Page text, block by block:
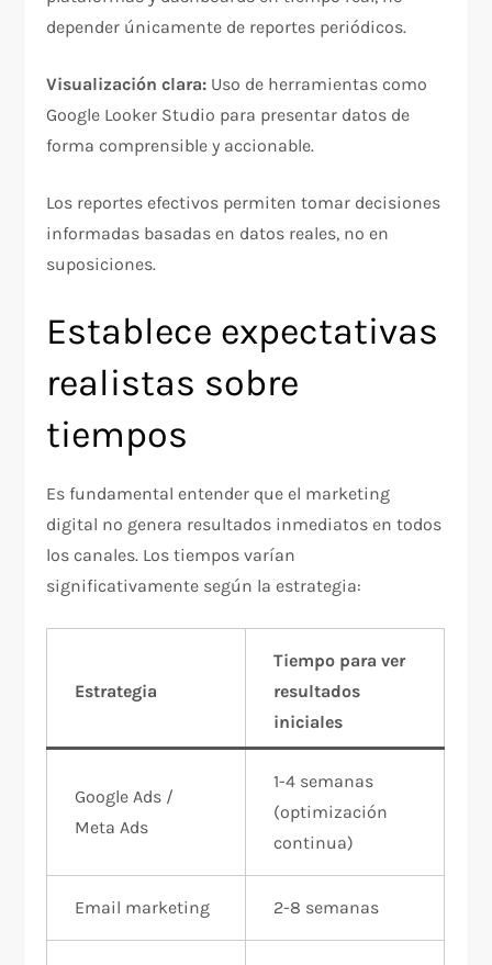
depender únicamente de reportes periódicos.​
Visualización clara: Uso de herramientas como
Google Looker Studio para presentar datos de
forma comprensible y accionable.​
Los reportes efectivos permiten tomar decisiones
informadas basadas en datos reales, no en
suposiciones.​
Establece expectativas
realistas sobre
tiempos
Es fundamental entender que el marketing
digital no genera resultados inmediatos en todos
los canales. Los tiempos varían
significativamente según la estrategia:​
Estrategia
Tiempo para ver
resultados
iniciales
Google Ads /
Meta Ads
1-4 semanas
(optimización
continua)​
Email marketing 2-8 semanas​